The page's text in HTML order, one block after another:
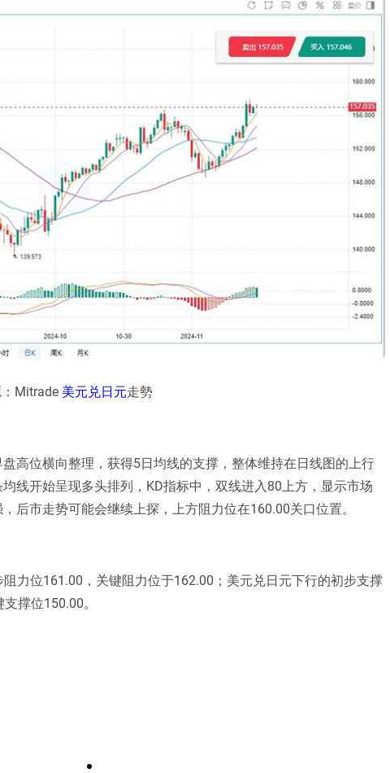
Mitrade 美元兑日元走勢
高位横向整理，获得5日均线的支撑，整体维持在日线图的上行
线开始呈现多头排列，KD指标中，双线进入80上方，显示市场
后市走势可能会继续上探，上方阻力位在160.00关口位置。
力位161.00，关键阻力位于162.00；美元兑日元下行的初步支撑
撑位150.00。